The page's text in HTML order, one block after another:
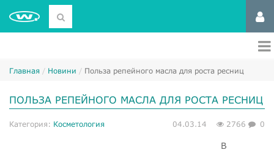
Главная Новини Польза репейного масла для роста ресниц
ПОЛЬЗА РЕПЕЙНОГО МАСЛА ДЛЯ РОСТА РЕСНИЦ
Категория: Косметология 04.03.14 2766 0
В